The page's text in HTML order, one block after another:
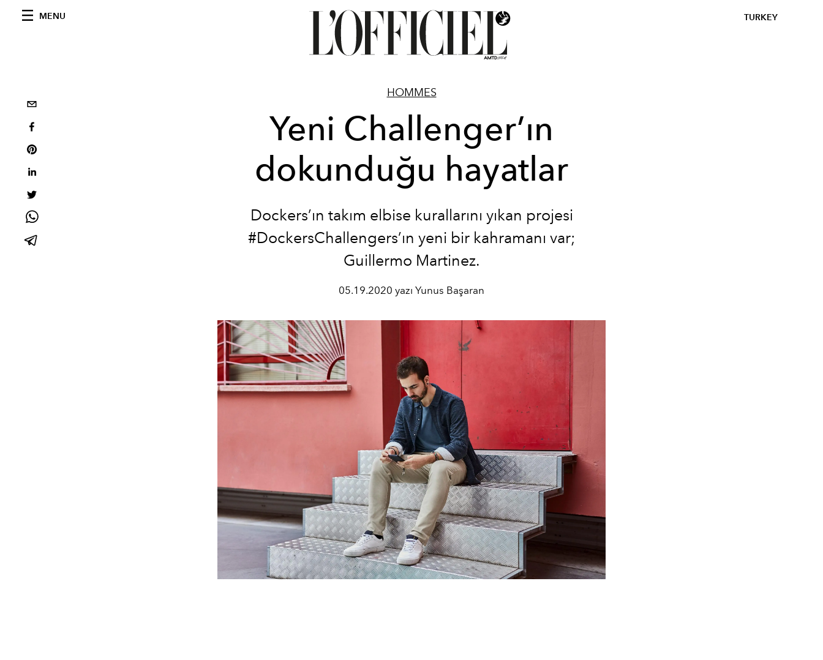
MENU TURKEY
HOMMES
Yeni Challenger’ın
dokunduğu hayatlar
Dockers’ın takım elbise kurallarını yıkan projesi
#DockersChallengers’ın yeni bir kahramanı var;
Guillermo Martinez.
05.19.2020 yazı Yunus Başaran